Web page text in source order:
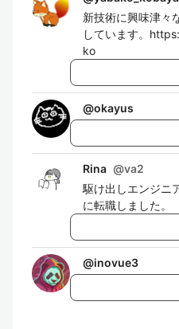
新技術に興味津々
しています。
ko
@okayus
Rina @va2
駆け出しエンジニ
に転職しました。
@inovue3